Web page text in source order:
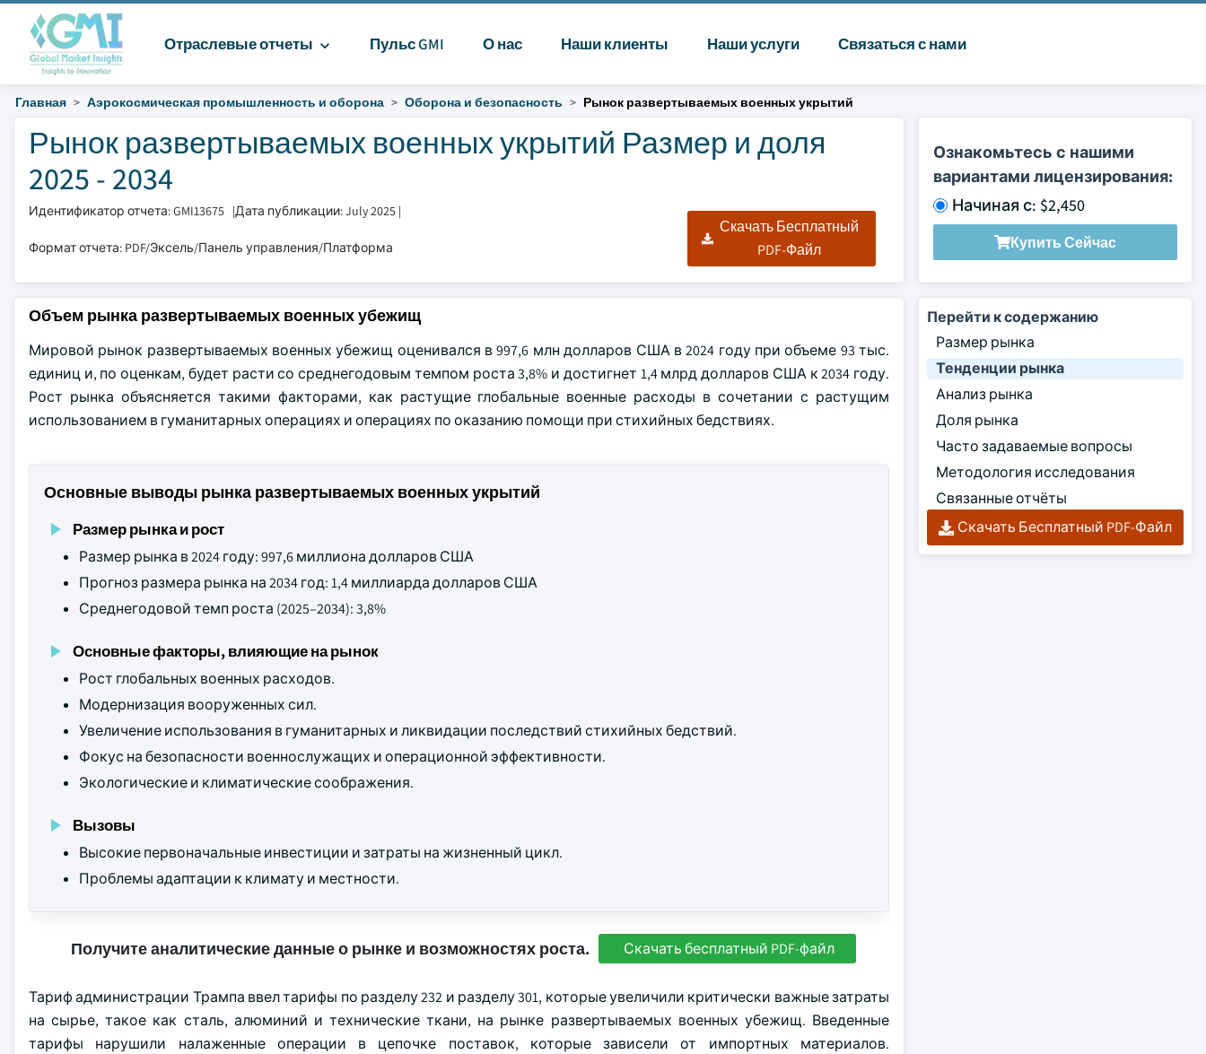
Отраслевые отчеты Пульс GMI О нас Наши клиенты Наши услуги Связаться с нами
Главная Аэрокосмическая промышленность и оборона Оборона и безопасность Рынок развертываемых военных укрытий
Рынок развертываемых военных укрытий Размер и доля
2025 - 2034
Идентификатор отчета: GMI13675 |Дата публикации: July 2025 |
Формат отчета: PDF/Эксель/Панель управления/Платформа
Скачать Бесплатный
PDF-Файл
Ознакомьтесь с нашими
вариантами лицензирования:
Начиная с: $2,450
Купить Сейчас
Объем рынка развертываемых военных убежищ
Мировой рынок развертываемых военных убежищ оценивался в 997,6 млн долларов США в 2024 году при объеме 93 тыс.
единиц и, по оценкам, будет расти со среднегодовым темпом роста 3,8% и достигнет 1,4 млрд долларов США к 2034 году.
Рост рынка объясняется такими факторами, как растущие глобальные военные расходы в сочетании с растущим
использованием в гуманитарных операциях и операциях по оказанию помощи при стихийных бедствиях.
Основные выводы рынка развертываемых военных укрытий
Размер рынка и рост
Размер рынка в 2024 году: 997,6 миллиона долларов США
Прогноз размера рынка на 2034 год: 1,4 миллиарда долларов США
Среднегодовой темп роста (2025–2034): 3,8%
Основные факторы, влияющие на рынок
Рост глобальных военных расходов.
Модернизация вооруженных сил.
Увеличение использования в гуманитарных и ликвидации последствий стихийных бедствий.
Фокус на безопасности военнослужащих и операционной эффективности.
Экологические и климатические соображения.
Вызовы
Высокие первоначальные инвестиции и затраты на жизненный цикл.
Проблемы адаптации к климату и местности.
Получите аналитические данные о рынке и возможностях роста. Скачать бесплатный PDF-файл
Тариф администрации Трампа ввел тарифы по разделу 232 и разделу 301, которые увеличили критически важные затраты
на сырье, такое как сталь, алюминий и технические ткани, на рынке развертываемых военных убежищ. Введенные
тарифы нарушили налаженные операции в цепочке поставок, которые зависели от импортных материалов.
Перейти к содержанию
Размер рынка
Тенденции рынка
Анализ рынка
Доля рынка
Часто задаваемые вопросы
Методология исследования
Связанные отчёты
Скачать Бесплатный PDF-Файл